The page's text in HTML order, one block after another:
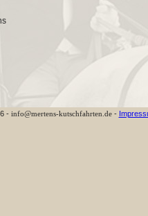
- info@mertens-kutschfahrten.de-